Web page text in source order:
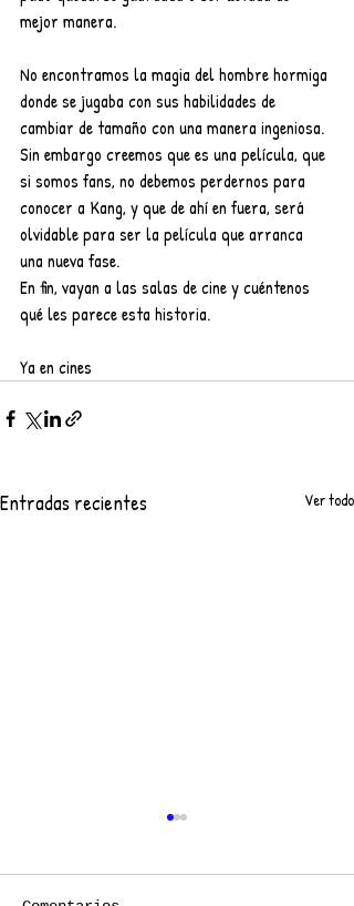
mejor manera.
No encontramos la magia del hombre hormiga
donde se jugaba con sus habilidades de
cambiar de tamaño con una manera ingeniosa.
Sin embargo creemos que es una película, que
si somos fans, no debemos perdernos para
conocer a Kang, y que de ahí en fuera, será
olvidable para ser la película que arranca
una nueva fase.
En fin, vayan a las salas de cine y cuéntenos
qué les parece esta historia.
Ya en cines
Entradas recientes Ver todo